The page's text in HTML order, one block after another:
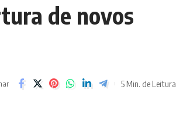
de novos
5 Min. de Leitura